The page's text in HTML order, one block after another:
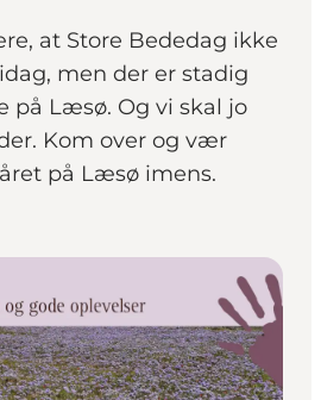
at Store Bededag ikke
men der er stadig
på Læsø. Og vi skal jo
Kom over og vær
på Læsø imens.